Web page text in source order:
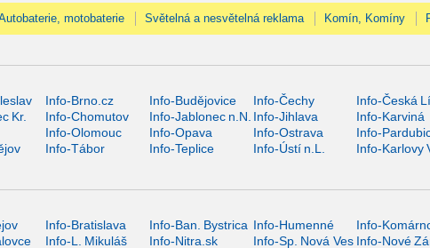
motobaterie Světelná a nesvětelná reklama Komín, Komíny
Info-Brno.cz Info-Budějovice Info-Čechy Info-Česká
Kr. Info-Chomutov Info-Jablonec n.N. Info-Jihlava Info-Karviná
Info-Olomouc Info-Opava Info-Ostrava Info-
Info-Tábor Info-Teplice Info-Ústí n.L. Info-Karlovy
Info-Bratislava Info-Ban. Bystrica Info-Humenné Info-
Info-L. Mikuláš Info-Nitra.sk Info-Sp. Nová Ves Info-Nové